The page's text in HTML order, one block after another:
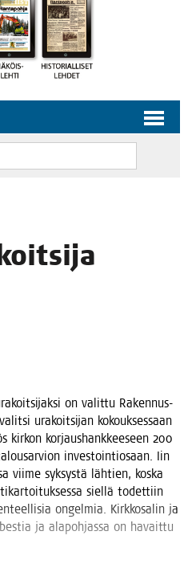
on valit­tu Raken­nus-
ura­koit­si­jan kokouk­ses­saan
kir­kon kor­jaus­hank­kee­seen 200
inves­toin­tio­saan. Iin
vii­me syk­sys­tä läh­tien, kos­ka
siel­lä todet­tiin
ongel­mia. Kirk­ko­sa­lin ja
ja ala­poh­jas­sa on havait­tu